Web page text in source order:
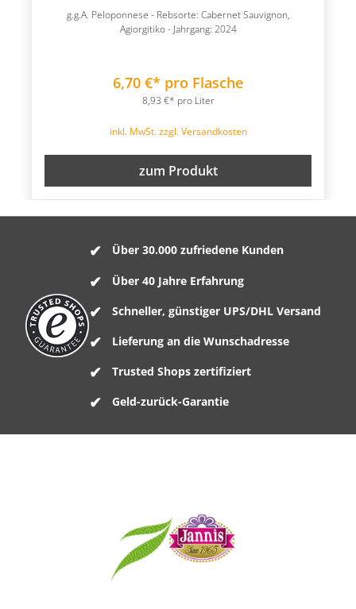
g.g.A. Peloponnese - Rebsorte: Cabernet Sauvignon,
Agiorgitiko - Jahrgang: 2024
6,70 €* pro Flasche
8,93 €* pro Liter
inkl. MwSt. zzgl. Versandkosten
zum Produkt
Über 30.000 zufriedene Kunden
Über 40 Jahre Erfahrung
Schneller, günstiger UPS/DHL Versand
Lieferung an die Wunschadresse
Trusted Shops zertifiziert
Geld-zurück-Garantie